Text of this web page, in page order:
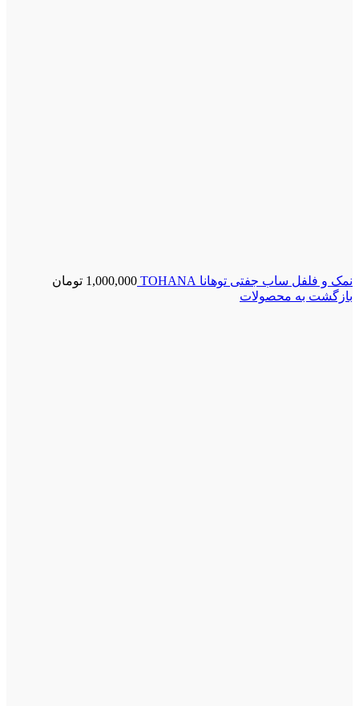
نمک و فلفل ساب جفتی توهانا TOHANA 1,000,000 تومان
بازگشت به محصولات